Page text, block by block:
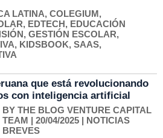
LATINA, COLEGIUM,
, EDTECH, EDUCACIÓN
, GESTIÓN ESCOLAR,
, KIDSBOOK, SAAS,
que está revolucionando
con inteligencia artificial
BY THE BLOG VENTURE CAPITAL
TEAM | 20/04/2025 | NOTICIAS
BREVES